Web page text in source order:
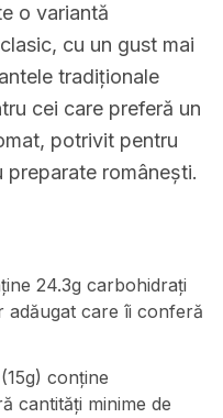
o variantă
cu un gust mai
tradiționale
cei care preferă un
potrivit pentru
românești.
24.3g carbohidrați
adăugat care îi conferă
conține
cantități minime de